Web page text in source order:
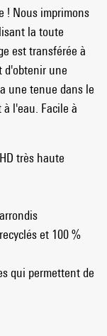
! Nous imprimons
la toute
est transférée à
d'obtenir une
une tenue dans le
l'eau. Facile à
très haute
et 100 %
qui permettent de